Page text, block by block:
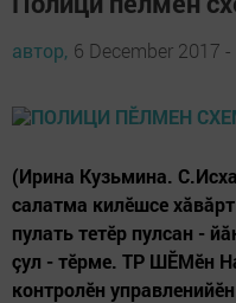
автор, 6 December 2017 -
(Ирина Кузьмина.
салатма килӗшсе
пулать тетӗр пулсан -
çул - тӗрме. ТР ШӖМӗн
контролӗн